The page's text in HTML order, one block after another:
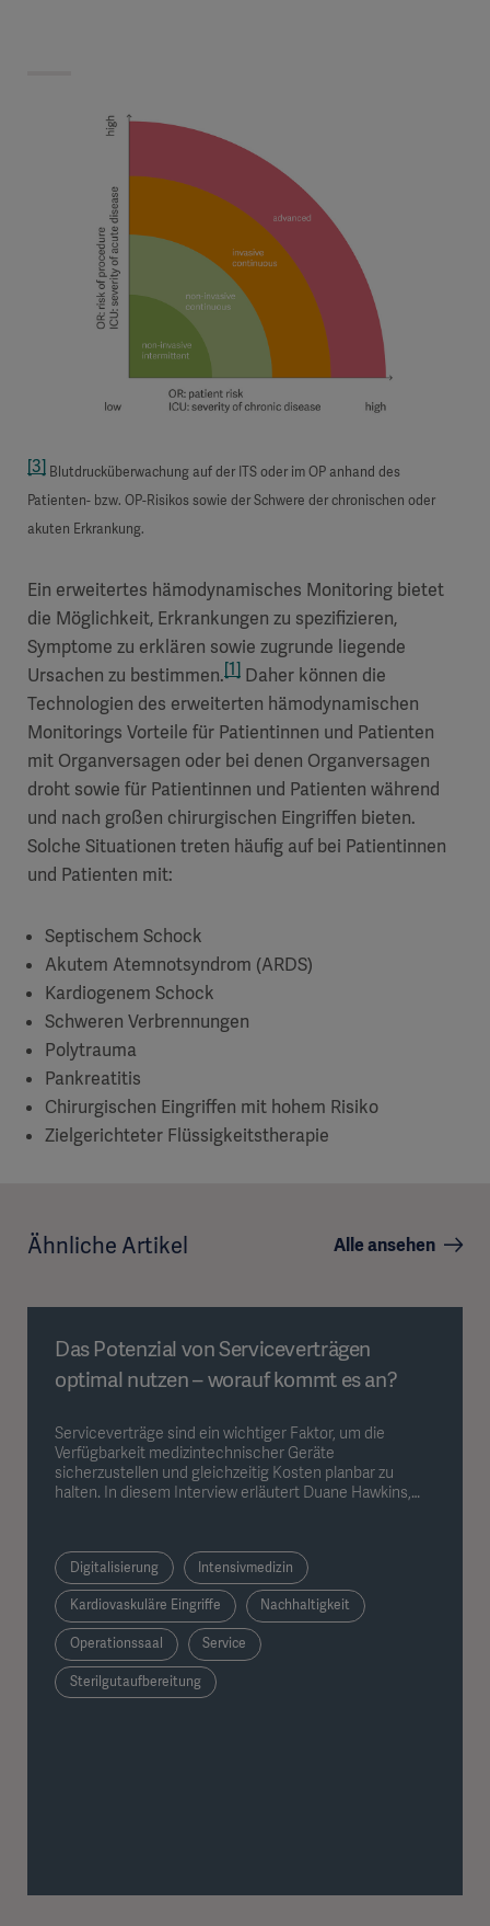
[3] Blutdrucküberwachung auf der ITS oder im OP anhand des
Patienten- bzw. OP-Risikos sowie der Schwere der chronischen oder
akuten Erkrankung.
Ein erweitertes hämodynamisches Monitoring bietet
die Möglichkeit, Erkrankungen zu spezifizieren,
Symptome zu erklären sowie zugrunde liegende
Ursachen zu bestimmen.[1] Daher können die
Technologien des erweiterten hämodynamischen
Monitorings Vorteile für Patientinnen und Patienten
mit Organversagen oder bei denen Organversagen
droht sowie für Patientinnen und Patienten während
und nach großen chirurgischen Eingriffen bieten.
Solche Situationen treten häufig auf bei Patientinnen
und Patienten mit:
Septischem Schock
Akutem Atemnotsyndrom (ARDS)
Kardiogenem Schock
Schweren Verbrennungen
Polytrauma
Pankreatitis
Chirurgischen Eingriffen mit hohem Risiko
Zielgerichteter Flüssigkeitstherapie
Ähnliche Artikel Alle ansehen
Das Potenzial von Serviceverträgen
optimal nutzen – worauf kommt es an?
Serviceverträge sind ein wichtiger Faktor, um die
Verfügbarkeit medizintechnischer Geräte
sicherzustellen und gleichzeitig Kosten planbar zu
halten. In diesem Interview erläutert Duane Hawkins,
proaktive Wartung zu einem zuverlässigen
Krankenhausbetrieb beiträgt.
Digitalisierung Intensivmedizin
Kardiovaskuläre Eingriffe Nachhaltigkeit
Operationssaal Service
Sterilgutaufbereitung